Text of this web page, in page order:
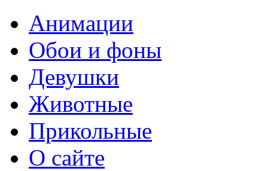
Анимации
Обои и фоны
Девушки
Животные
Прикольные
О сайте